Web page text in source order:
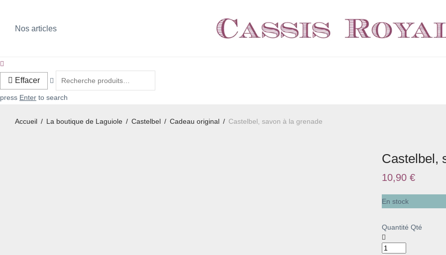
Nos articles
Effacer
press Enter to search
Accueil / La boutique de Laguiole / Castelbel / Cadeau original / Castelbel, savon à la grenade
Castelbel,
10,90 €
En stock
Quantité Qté